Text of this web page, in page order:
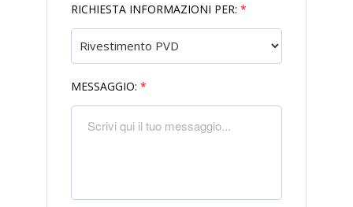
RICHIESTA INFORMAZIONI PER: *
MESSAGGIO: *